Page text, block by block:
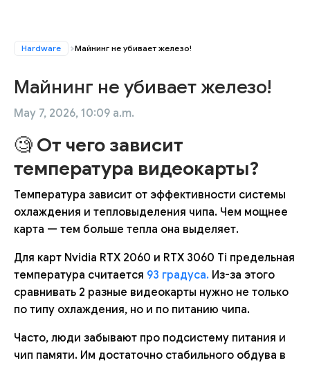
Hardware Майнинг не убивает железо!
Майнинг не убивает железо!
May 7, 2026, 10:09 a.m.
🧐 От чего зависит
температура видеокарты?
Температура зависит от эффективности системы
охлаждения и тепловыделения чипа. Чем мощнее
карта — тем больше тепла она выделяет.
Для карт Nvidia RTX 2060 и RTX 3060 Ti предельная
температура считается 93 градуса. Из-за этого
сравнивать 2 разные видеокарты нужно не только
по типу охлаждения, но и по питанию чипа.
Часто, люди забывают про подсистему питания и
чип памяти. Им достаточно стабильного обдува в